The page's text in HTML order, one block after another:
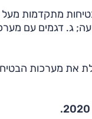
מתקדמות
דגמים עם
את מערכות